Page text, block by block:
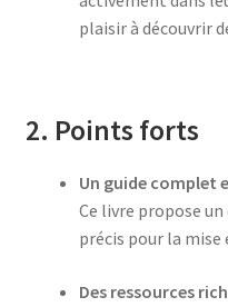
plaisir à découvrir
2. Points forts
Un guide complet
Ce livre propose
précis pour la mise
Des ressources